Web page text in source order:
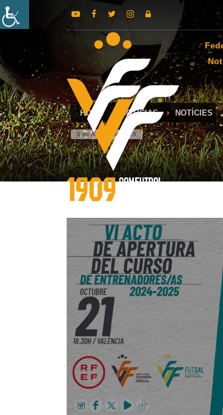
HOME NOTICIAS NOTÍCIES
8 de August de 2026